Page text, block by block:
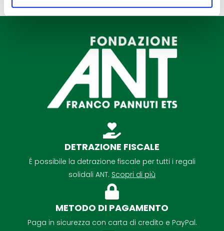
DETRAZIONE FISCALE
É possibile la detrazione fiscale per tutti i regali
solidali ANT. Scopri di più
METODO DI PAGAMENTO
Paga in sicurezza con carta di credito e PayPal.